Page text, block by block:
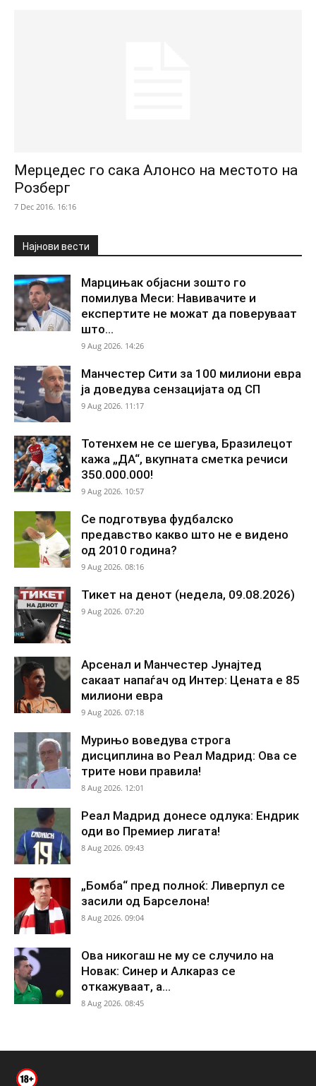
Мерцедес го сака Алонсо на местото на
Розберг
7 Dec 2016. 16:16
Најнови вести
Марцињак објасни зошто го
помилува Меси: Навивачите и
експертите не можат да поверуваат
што...
9 Aug 2026. 14:26
Манчестер Сити за 100 милиони евра
ја доведува сензацијата од СП
9 Aug 2026. 11:17
Тотенхем не се шегува, Бразилецот
кажа „ДА“, вкупната сметка речиси
350.000.000!
9 Aug 2026. 10:57
Се подготвува фудбалско
предавство какво што не е видено
од 2010 година?
9 Aug 2026. 08:16
Тикет на денот (недела, 09.08.2026)
9 Aug 2026. 07:20
Арсенал и Манчестер Јунајтед
сакаат напаѓач од Интер: Цената е 85
милиони евра
9 Aug 2026. 07:18
Мурињо воведува строга
дисциплина во Реал Мадрид: Ова се
трите нови правила!
8 Aug 2026. 12:01
Реал Мадрид донесе одлука: Ендрик
оди во Премиер лигата!
8 Aug 2026. 09:43
„Бомба“ пред полноќ: Ливерпул се
засили од Барселона!
8 Aug 2026. 09:04
Ова никогаш не му се случило на
Новак: Синер и Алкараз се
откажуваат, а...
8 Aug 2026. 08:45